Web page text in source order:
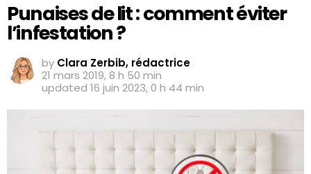
Punaises de lit : comment éviter
l’infestation ?
by Clara Zerbib, rédactrice
21 mars 2019, 8 h 50 min
updated 16 juin 2023, 0 h 44 min